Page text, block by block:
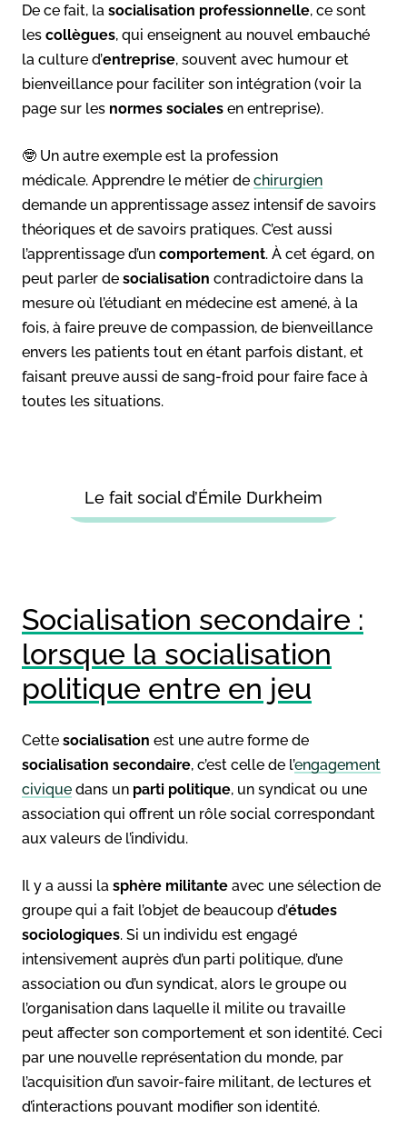
De ce fait, la socialisation professionnelle, ce sont
les collègues, qui enseignent au nouvel embauché
la culture d’entreprise, souvent avec humour et
bienveillance pour faciliter son intégration (voir la
page sur les normes sociales en entreprise).
🤓 Un autre exemple est la profession
médicale. Apprendre le métier de chirurgien
demande un apprentissage assez intensif de savoirs
théoriques et de savoirs pratiques. C’est aussi
l’apprentissage d’un comportement. À cet égard, on
peut parler de socialisation contradictoire dans la
mesure où l’étudiant en médecine est amené, à la
fois, à faire preuve de compassion, de bienveillance
envers les patients tout en étant parfois distant, et
faisant preuve aussi de sang-froid pour faire face à
toutes les situations.
Le fait social d’Émile Durkheim
Socialisation secondaire :
lorsque la socialisation
politique entre en jeu
Cette socialisation est une autre forme de
socialisation secondaire, c’est celle de l’engagement
civique dans un parti politique, un syndicat ou une
association qui offrent un rôle social correspondant
aux valeurs de l’individu.
Il y a aussi la sphère militante avec une sélection de
groupe qui a fait l’objet de beaucoup d’études
sociologiques. Si un individu est engagé
intensivement auprès d’un parti politique, d’une
association ou d’un syndicat, alors le groupe ou
l’organisation dans laquelle il milite ou travaille
peut affecter son comportement et son identité. Ceci
par une nouvelle représentation du monde, par
l’acquisition d’un savoir-faire militant, de lectures et
d’interactions pouvant modifier son identité.